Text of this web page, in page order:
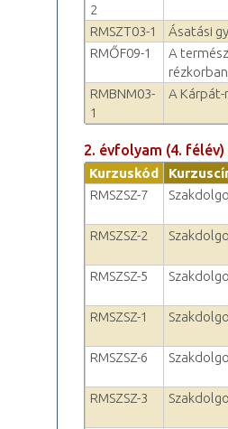
2
RMSZT03-1 Ásatási
RMŐF09-1
A
rézkorban
RMBNM03-
1
A Kárpát-
2. évfolyam (4. félév)
Kurzuskód
RMSZSZ-7
RMSZSZ-2
RMSZSZ-5
RMSZSZ-1
RMSZSZ-6
RMSZSZ-3